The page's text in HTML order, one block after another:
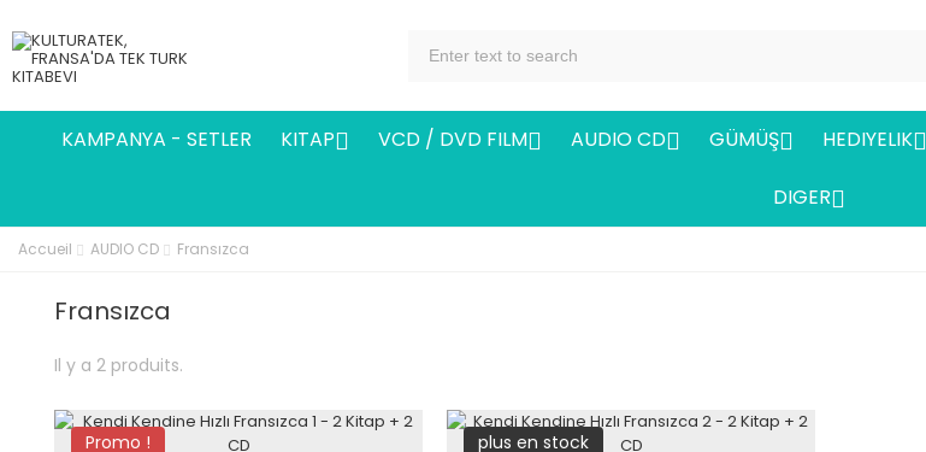
KAMPANYA - SETLER KITAP VCD / DVD FILM AUDIO CD GÜMÜŞ HEDIYELIK
DIGER
Accueil AUDIO CD Fransızca
Fransızca
Il y a 2 produits.
Promo !
plus en stock